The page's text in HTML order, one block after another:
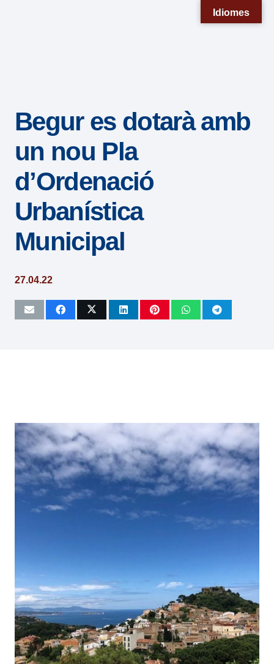
sistema
accesibilidad.
Begur es dotarà amb
un nou Pla
d’Ordenació
Urbanística
Municipal
27.04.22
Idiomes